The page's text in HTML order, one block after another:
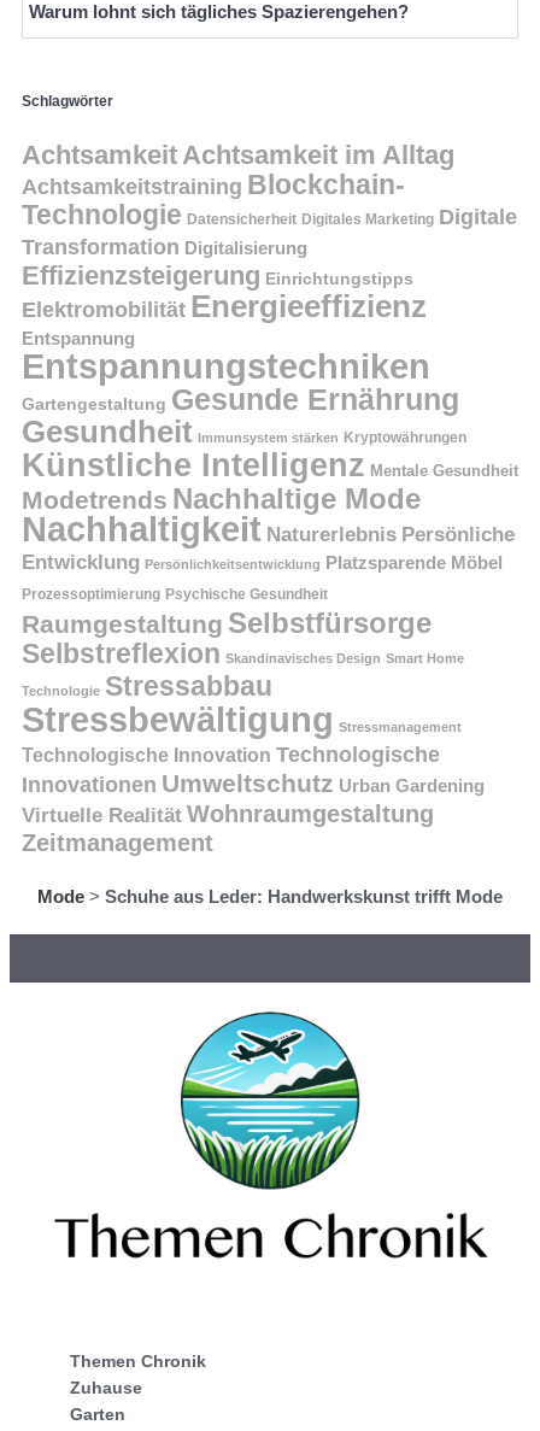
Warum lohnt sich tägliches Spazierengehen?
Schlagwörter
Achtsamkeit Achtsamkeit im Alltag
Achtsamkeitstraining Blockchain-
Technologie Datensicherheit Digitales Marketing Digitale
Transformation Digitalisierung
Effizienzsteigerung Einrichtungstipps
Elektromobilität Energieeffizienz
Entspannung
Entspannungstechniken
Gartengestaltung Gesunde Ernährung
Gesundheit Immunsystem stärken Kryptowährungen
Künstliche Intelligenz Mentale Gesundheit
Modetrends Nachhaltige Mode
Nachhaltigkeit Naturerlebnis Persönliche
Entwicklung Persönlichkeitsentwicklung Platzsparende Möbel
Prozessoptimierung Psychische Gesundheit
Raumgestaltung Selbstfürsorge
Selbstreflexion Skandinavisches Design Smart Home
Technologie Stressabbau
Stressbewältigung Stressmanagement
Technologische Innovation Technologische
Innovationen Umweltschutz Urban Gardening
Virtuelle Realität Wohnraumgestaltung
Zeitmanagement
Mode > Schuhe aus Leder: Handwerkskunst trifft Mode
Themen Chronik
Zuhause
Garten